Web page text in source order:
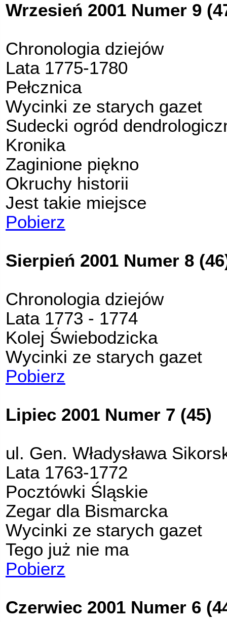
Wrzesień 2001 Numer 9
Chronologia dziejów
Lata 1775-1780
Pełcznica
Wycinki ze starych gazet
Sudecki ogród
Kronika
Zaginione piękno
Okruchy historii
Jest takie miejsce
Pobierz
Sierpień 2001 Numer 8
Chronologia dziejów
Lata 1773 - 1774
Kolej Świebodzicka
Wycinki ze starych gazet
Pobierz
Lipiec 2001 Numer 7 (45)
ul. Gen. Władysława
Lata 1763-1772
Pocztówki Śląskie
Zegar dla Bismarcka
Wycinki ze starych gazet
Tego już nie ma
Pobierz
Czerwiec 2001 Numer 6